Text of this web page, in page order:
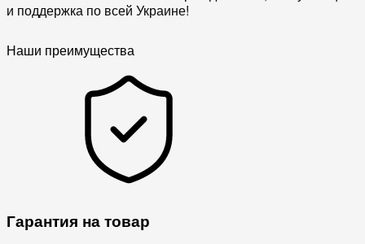
и поддержка по всей Украине!
Наши преимущества
Гарантия на товар